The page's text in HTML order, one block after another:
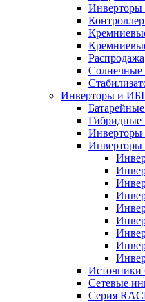
Распродажа
Солнечные
Инверторы и
Гибридные
Инверторы
Инверторы
Источники
Сетевые
Серия